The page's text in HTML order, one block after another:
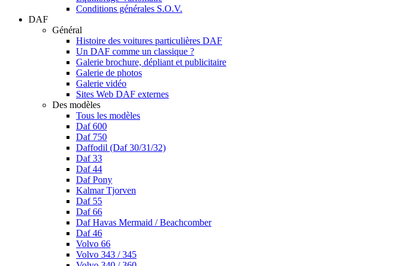
Conditions générales S.O.V.
DAF
Général
Histoire des voitures particulières DAF
Un DAF comme un classique ?
Galerie brochure, dépliant et publicitaire
Galerie de photos
Galerie vidéo
Sites Web DAF externes
Des modèles
Tous les modèles
Daf 600
Daf 750
Daffodil (Daf 30/31/32)
Daf 33
Daf 44
Daf Pony
Kalmar Tjorven
Daf 55
Daf 66
Daf Havas Mermaid / Beachcomber
Daf 46
Volvo 66
Volvo 343 / 345